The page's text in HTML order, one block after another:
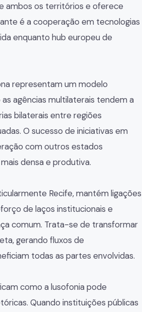
ambos os territórios e oferece
é a cooperação em tecnologias
enquanto hub europeu de
representam um modelo
agências multilaterais tendem a
bilaterais entre regiões
O sucesso de iniciativas em
com outros estados
densa e produtiva.
Recife, mantém ligações
de laços institucionais e
comum. Trata-se de transformar
gerando fluxos de
todas as partes envolvidas.
como a lusofonia pode
Quando instituições públicas